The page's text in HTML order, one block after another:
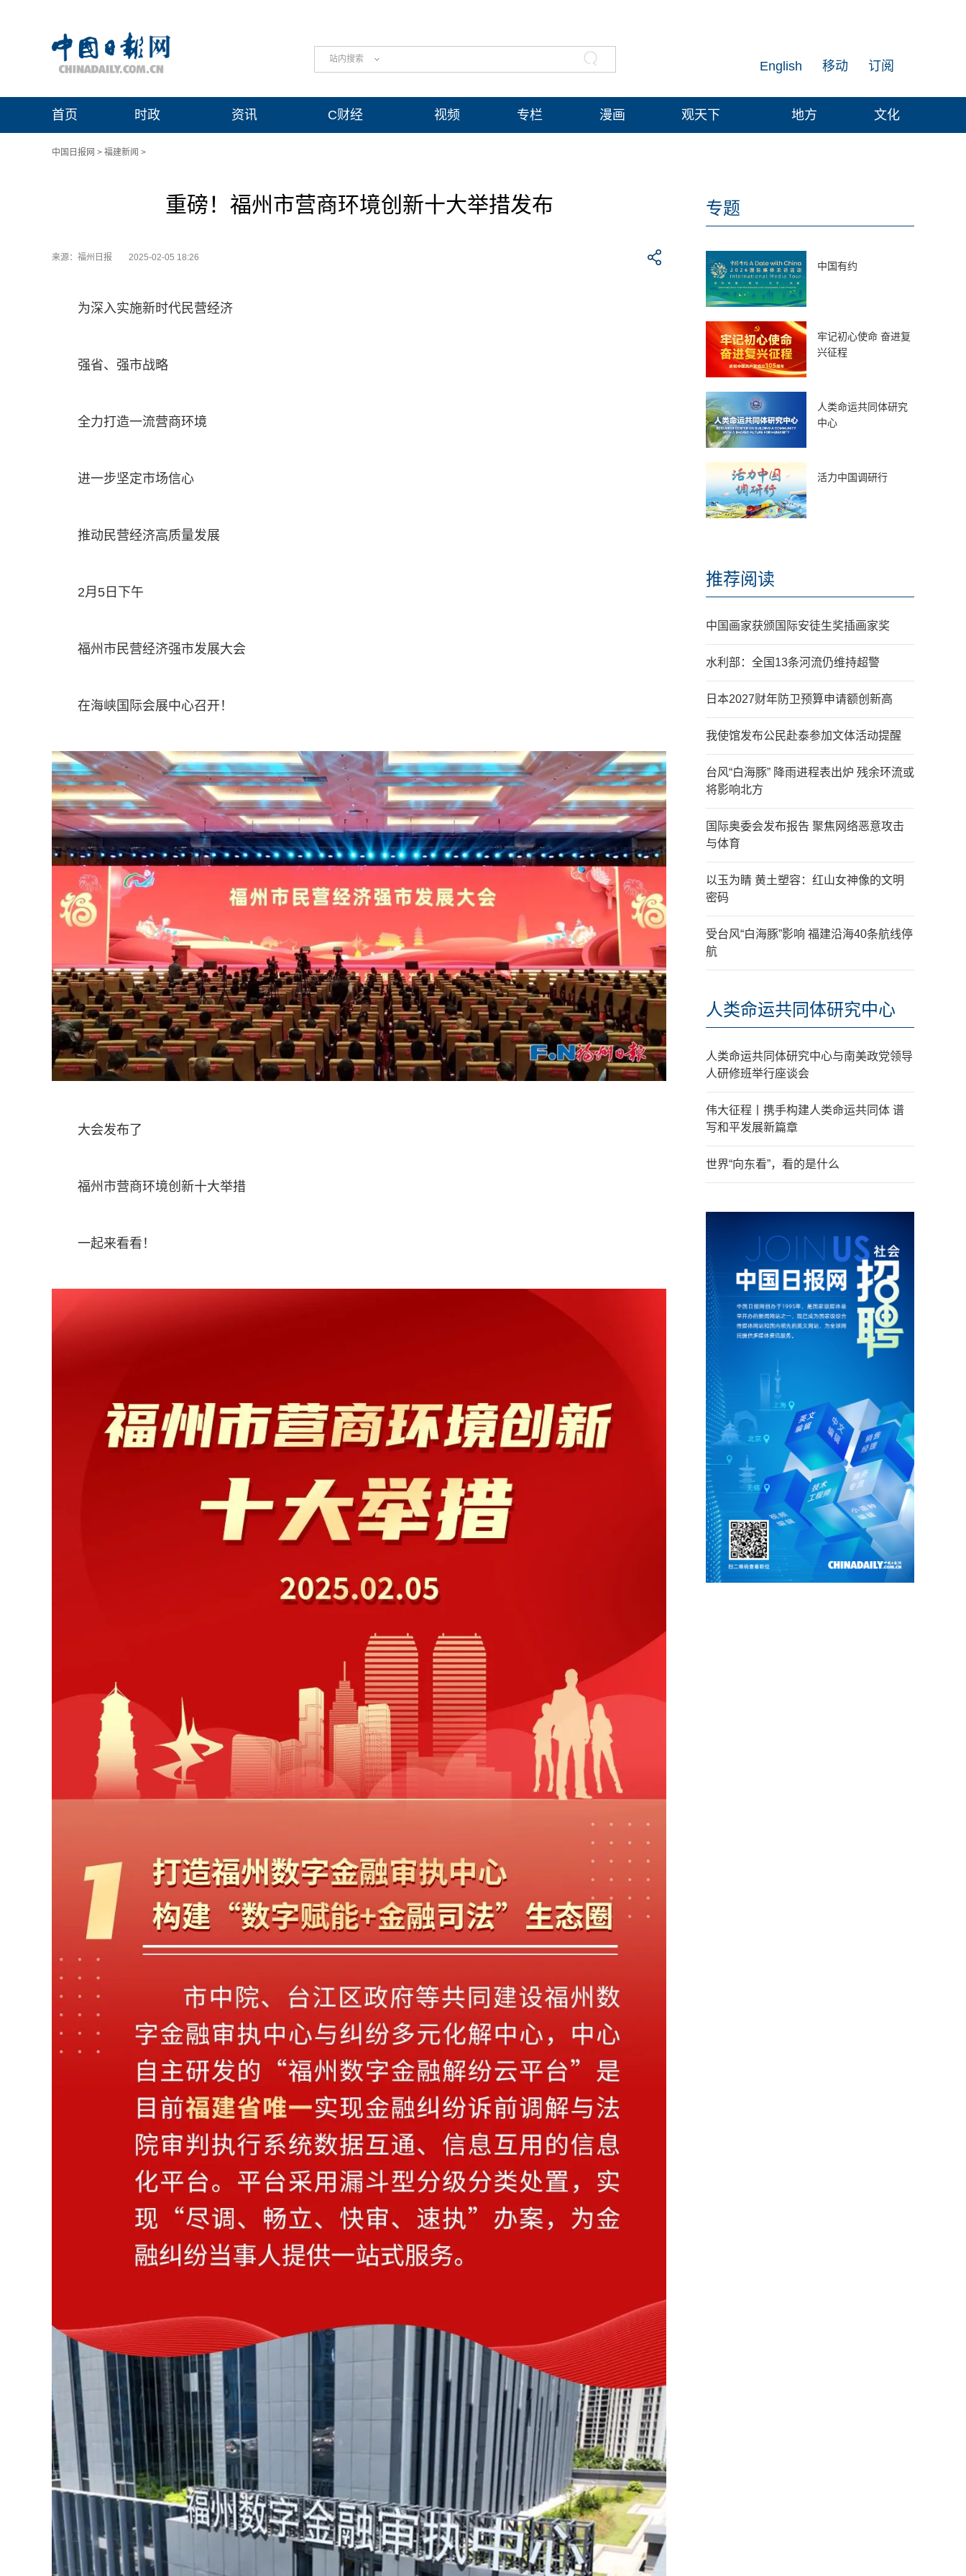
站内搜索 订阅
移动
English
首页 时政 资讯 C财经 视频 专栏 漫画 观天下 地方 文化
中国日报网 > 福建新闻 >
重磅！福州市营商环境创新十大举措发布
来源：福州日报 2025-02-05 18:26
为深入实施新时代民营经济
强省、强市战略
全力打造一流营商环境
进一步坚定市场信心
推动民营经济高质量发展
2月5日下午
福州市民营经济强市发展大会
在海峡国际会展中心召开！
大会发布了
福州市营商环境创新十大举措
一起来看看！
专题
中国有约
牢记初心使命 奋进复
兴征程
人类命运共同体研究
中心
活力中国调研行
推荐阅读
中国画家获颁国际安徒生奖插画家奖
水利部：全国13条河流仍维持超警
日本2027财年防卫预算申请额创新高
我使馆发布公民赴泰参加文体活动提醒
台风“白海豚” 降雨进程表出炉 残余环流或
将影响北方
国际奥委会发布报告 聚焦网络恶意攻击
与体育
以玉为睛 黄土塑容：红山女神像的文明
密码
受台风“白海豚”影响 福建沿海40条航线停
航
人类命运共同体研究中心
人类命运共同体研究中心与南美政党领导
人研修班举行座谈会
伟大征程丨携手构建人类命运共同体 谱
写和平发展新篇章
世界“向东看”，看的是什么